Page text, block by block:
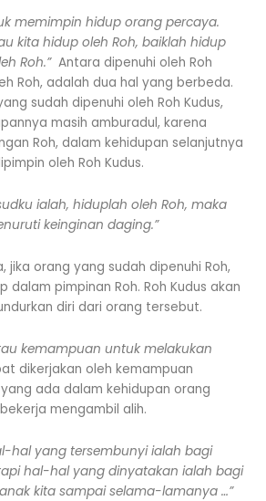
memimpin hidup orang percaya.
kita hidup oleh Roh, baiklah hidup
Roh.” Antara dipenuhi oleh Roh
Roh, adalah dua hal yang berbeda.
sudah dipenuhi oleh Roh Kudus,
masih amburadul, karena
Roh, dalam kehidupan selanjutnya
oleh Roh Kudus.
ialah, hiduplah oleh Roh, maka
keinginan daging.”
jika orang yang sudah dipenuhi Roh,
dalam pimpinan Roh. Roh Kudus akan
diri dari orang tersebut.
kemampuan untuk melakukan
dikerjakan oleh kemampuan
yang ada dalam kehidupan orang
mengambil alih.
hal yang tersembunyi ialah bagi
hal-hal yang dinyatakan ialah bagi
kita sampai selama-lamanya …”